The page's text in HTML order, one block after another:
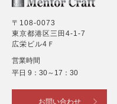
〒108-0073
東京都港区三田4-1-7
広栄ビル4Ｆ
営業時間
平日 9：30～17：30
お問い合わせ